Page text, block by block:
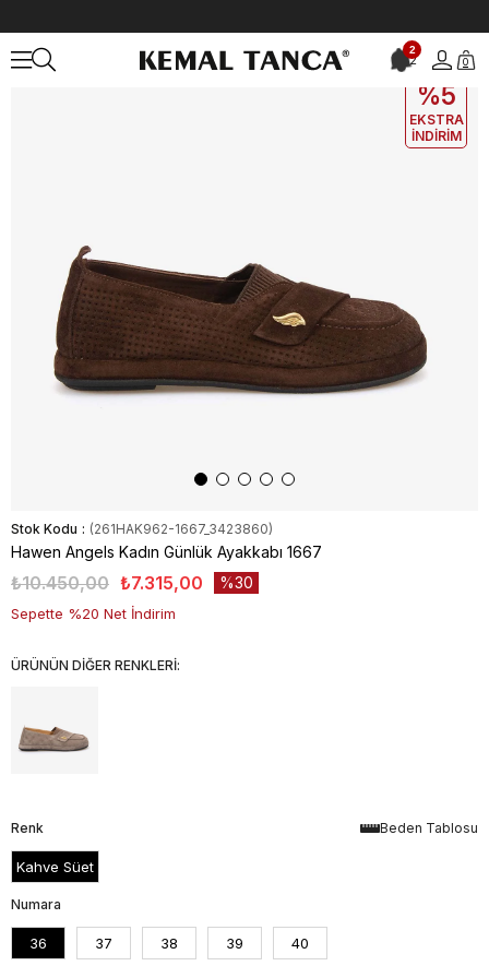
2
2 0
EKLE5
%5
EKSTRA
İNDİRİM
Stok Kodu (261HAK962-1667_3423860)
Hawen Angels Kadın Günlük Ayakkabı 1667
₺10.450,00 ₺7.315,00 30
Sepette %20 Net İndirim
ÜRÜNÜN DİĞER RENKLERİ:
Beden Tablosu
Renk
Kahve Süet
Numara
36 37 38 39 40